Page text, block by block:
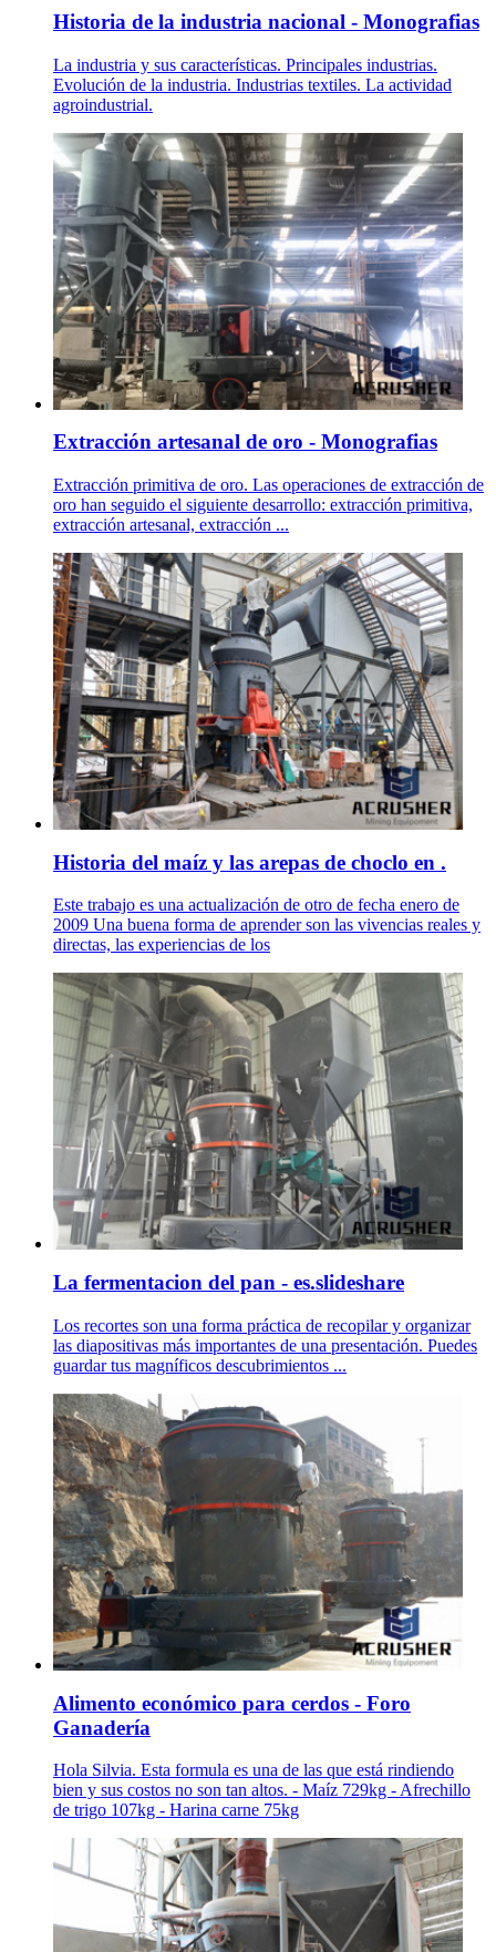
Historia de la industria nacional - Monografias
La industria y sus características. Principales industrias.
Evolución de la industria. Industrias textiles. La actividad
agroindustrial.
Extracción artesanal de oro - Monografias
Extracción primitiva de oro. Las operaciones de extracción de
oro han seguido el siguiente desarrollo: extracción primitiva,
extracción artesanal, extracción ...
Historia del maíz y las arepas de choclo en .
Este trabajo es una actualización de otro de fecha enero de
2009 Una buena forma de aprender son las vivencias reales y
directas, las experiencias de los
La fermentacion del pan - es.slideshare
Los recortes son una forma práctica de recopilar y organizar
las diapositivas más importantes de una presentación. Puedes
guardar tus magníficos descubrimientos ...
Alimento económico para cerdos - Foro
Ganadería
Hola Silvia. Esta formula es una de las que está rindiendo
bien y sus costos no son tan altos. - Maíz 729kg - Afrechillo
de trigo 107kg - Harina carne 75kg